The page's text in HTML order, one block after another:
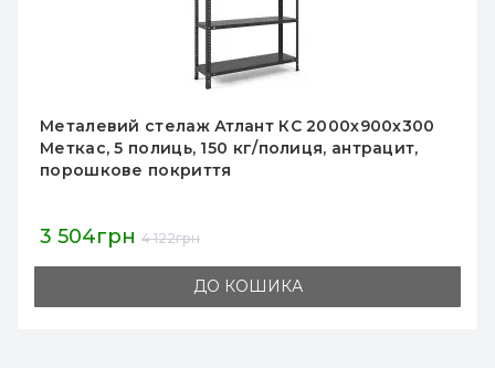
Металевий стелаж Атлант КС 2000х900х300
Меткас, 5 полиць, 150 кг/полиця, антрацит,
порошкове покриття
3 504грн 4 122грн
ДО КОШИКА